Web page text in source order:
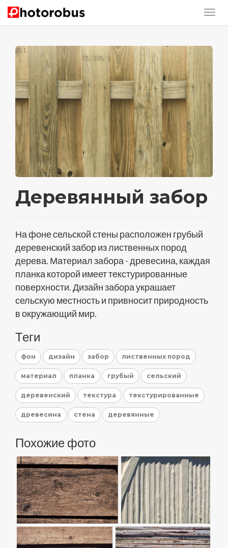
Деревянный забор
На фоне сельской стены расположен грубый
деревенский забор из лиственных пород
дерева. Материал забора - древесина, каждая
планка которой имеет текстурированные
поверхности. Дизайн забора украшает
сельскую местность и привносит природность
в окружающий мир.
Теги
фон дизайн забор лиственных пород
материал планка грубый сельский
деревенский текстура текстурированные
древесина стена деревянные
Похожие фото